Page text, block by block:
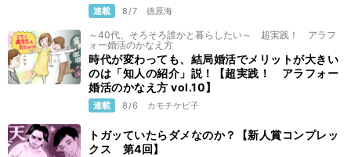
連載 8/7 徳原海
～40代、そろそろ誰かと暮らしたい～ 超実践！ アラフ
ォー婚活のかなえ方
時代が変わっても、結局婚活でメリットが大きい
のは「知人の紹介」説！【超実践！ アラフォー
婚活のかなえ方 vol.10】
連載 8/6 カモチケビ子
トガッていたらダメなのか？【新人賞コンプレッ
クス 第4回】